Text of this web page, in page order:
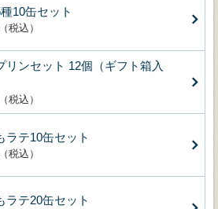
10缶セット
税込）
リンセット 12個（ギフト箱入
税込）
ラテ10缶セット
税込）
ラテ20缶セット